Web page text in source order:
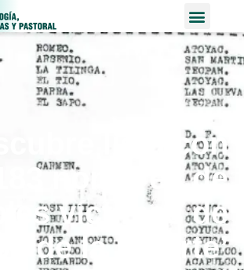
lista con
183 nombres de
víctimas de
de la muerte’